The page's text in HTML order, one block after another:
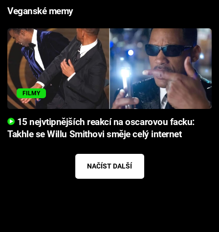
Veganské memy
FILMY
15 nejvtipnějších reakcí na oscarovou facku:
Takhle se Willu Smithovi směje celý internet
NAČÍST DALŠÍ